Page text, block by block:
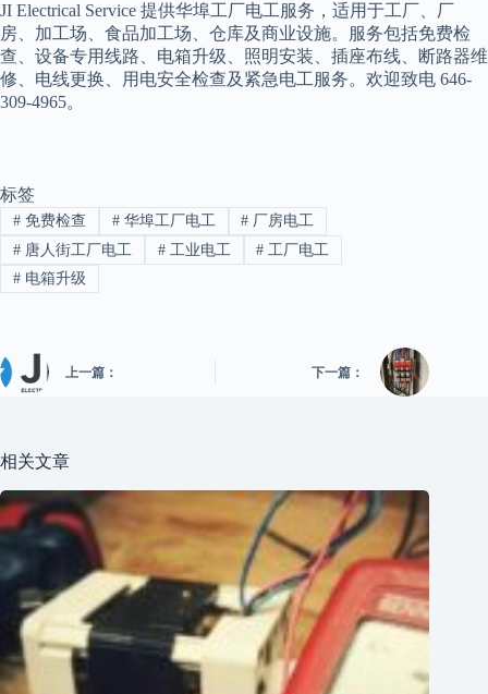
JI Electrical Service 提供华埠工厂电工服务，适用于工厂、厂
房、加工场、食品加工场、仓库及商业设施。服务包括免费检
查、设备专用线路、电箱升级、照明安装、插座布线、断路器维
修、电线更换、用电安全检查及紧急电工服务。欢迎致电 646-
309-4965。
标签
#免费检查 #华埠工厂电工 # 厂房电工
#唐人街工厂电工 #工业电工 # 工厂电工
#电箱升级
上一篇： 下一篇：
相关文章